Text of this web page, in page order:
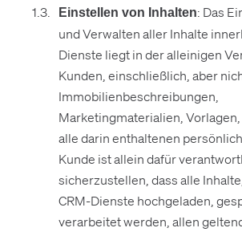
Einstellen von Inhalten: Das
und Verwalten aller Inhalte
Dienste liegt in der alleinigen
Kunden, einschließlich, aber
Immobilienbeschreibungen,
Marketingmaterialien,
alle darin enthaltenen
Kunde ist allein dafür
sicherzustellen, dass alle
CRM-Dienste hochgeladen,
verarbeitet werden, allen